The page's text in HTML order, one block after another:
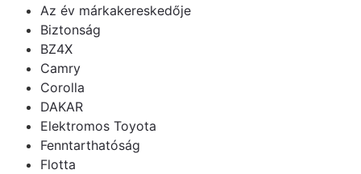
Az év márkakereskedője
Biztonság
BZ4X
Camry
Corolla
DAKAR
Elektromos Toyota
Fenntarthatóság
Flotta